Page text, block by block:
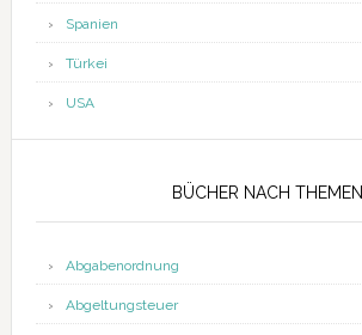
Spanien
Türkei
USA
BÜCHER NACH THEMEN
Abgabenordnung
Abgeltungsteuer